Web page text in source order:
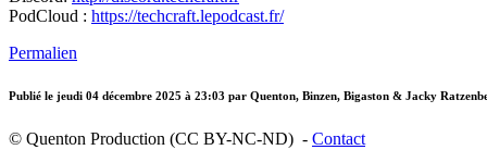
PodCloud : https://techcraft.lepodcast.fr/
Permalien
Publié le jeudi 04 décembre 2025 à 23:03 par Quenton, Binzen, Bigaston & Jacky
© Quenton Production (CC BY-NC-ND) - Contact